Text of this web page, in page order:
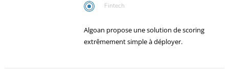
Fintech
Algoan propose une solution de scoring
extrêmement simple à déployer.